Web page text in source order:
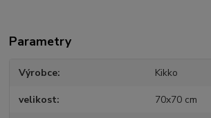
Parametry
Výrobce Kikko
velikost 70x70 cm